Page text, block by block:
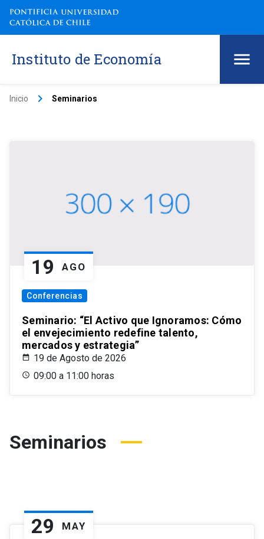
Instituto de Economía
Inicio keyboard_arrow_right Seminarios
19 AGO
Conferencias
Seminario: “El Activo que Ignoramos: Cómo
el envejecimiento redefine talento,
mercados y estrategia”
19 de Agosto de 2026
09:00 a 11:00 horas
Seminarios
29 MAY